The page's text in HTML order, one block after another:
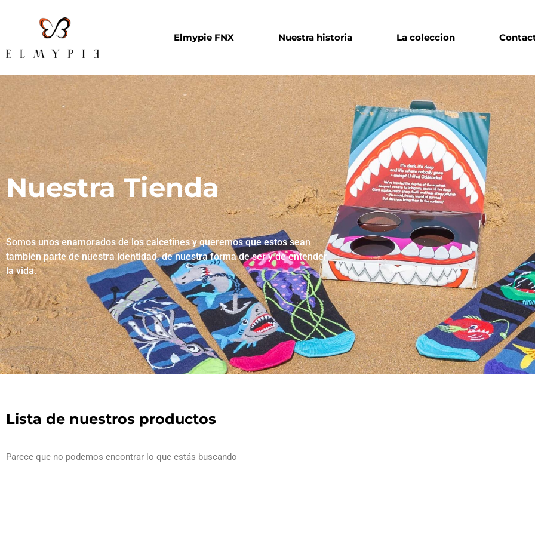
Elmypie FNX Nuestra historia La coleccion
Nuestra Tienda
Somos unos enamorados de los calcetines y queremos que estos sean
también parte de nuestra identidad, de nuestra forma de ser y de entender
la vida.
Lista de nuestros productos
Parece que no podemos encontrar lo que estás buscando